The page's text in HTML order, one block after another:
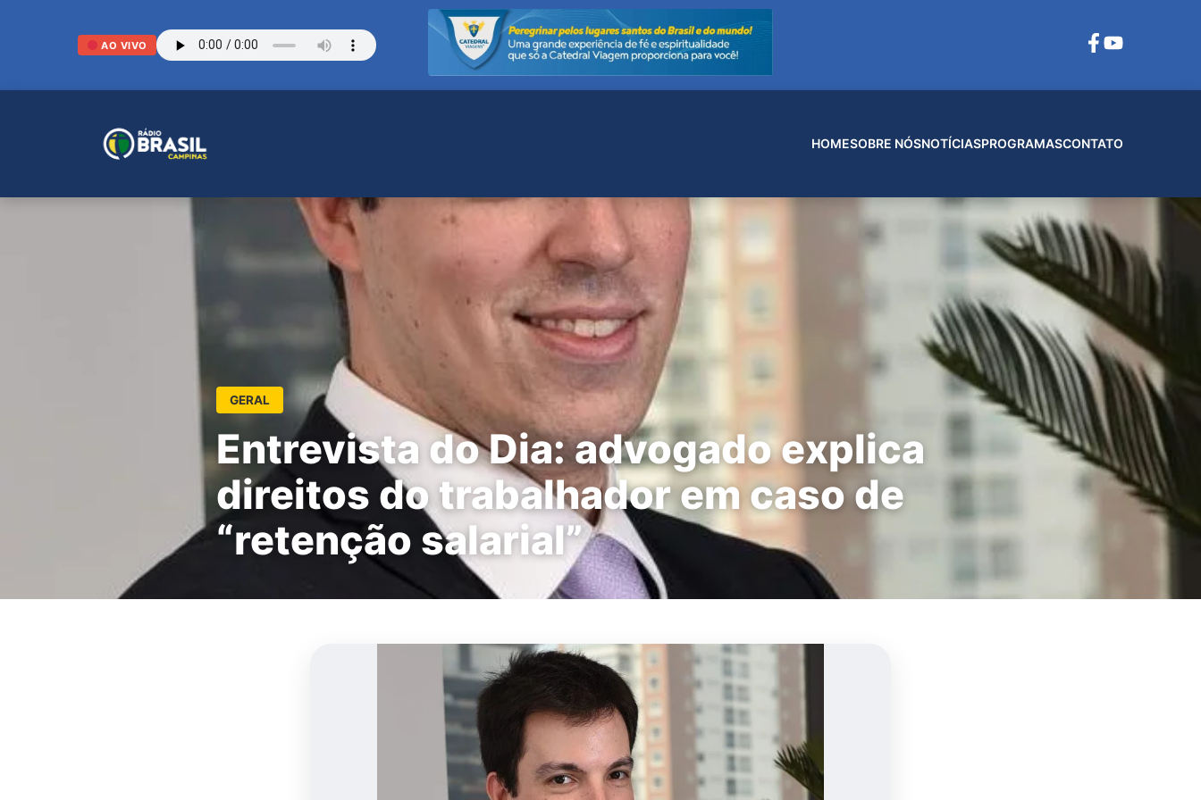
AO VIVO
HOMESOBRE NÓSNOTÍCIASPROGRAMASCONTATO
GERAL
Entrevista do Dia: advogado explica
direitos do trabalhador em caso de
“retenção salarial”